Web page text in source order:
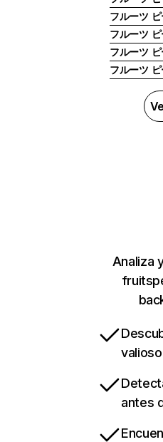
フルーツ
フルーツ
フルーツ
フルーツ
Analiza
antes